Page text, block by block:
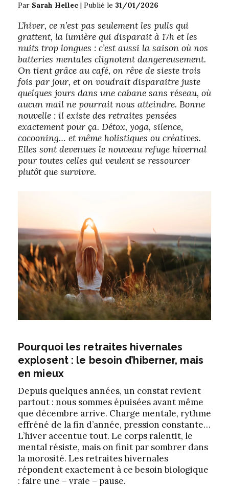
Par Sarah Hellec | Publié le 31/01/2026
L’hiver, ce n’est pas seulement les pulls qui
grattent, la lumière qui disparait à 17h et les
nuits trop longues : c’est aussi la saison où nos
batteries mentales clignotent dangereusement.
On tient grâce au café, on rêve de sieste trois
fois par jour, et on voudrait disparaitre juste
quelques jours dans une cabane sans réseau, où
aucun mail ne pourrait nous atteindre. Bonne
nouvelle : il existe des retraites pensées
exactement pour ça. Détox, yoga, silence,
cocooning… et même holistiques ou créatives.
Elles sont devenues le nouveau refuge hivernal
pour toutes celles qui veulent se ressourcer
plutôt que survivre.
Pourquoi les retraites hivernales
explosent : le besoin d’hiberner, mais
en mieux
Depuis quelques années, un constat revient
partout : nous sommes épuisées avant même
que décembre arrive. Charge mentale, rythme
effréné de la fin d’année, pression constante…
L’hiver accentue tout. Le corps ralentit, le
mental résiste, mais on finit par sombrer dans
la morosité. Les retraites hivernales
répondent exactement à ce besoin biologique
: faire une – vraie – pause.